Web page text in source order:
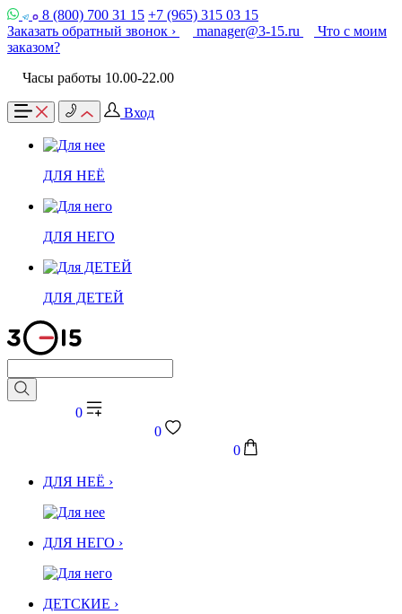
8 (800) 700 31 15 +7 (965) 315 03 15
Заказать обратный звонок ›
manager@3-15.ru
Что с моим
заказом?
Часы работы 10.00-22.00
Вход
ДЛЯ НЕЁ
ДЛЯ НЕГО
ДЛЯ ДЕТЕЙ
0
0
0
ДЛЯ НЕЁ ›
ДЛЯ НЕГО ›
ДЕТСКИЕ ›